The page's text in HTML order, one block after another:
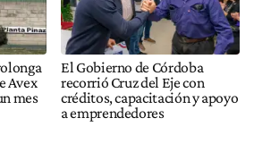
Avex
mes
El Gobierno de Córdoba
recorrió Cruz del Eje con
créditos, capacitación y apoyo
a emprendedores